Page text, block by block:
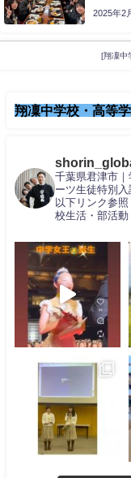
2025年2
[翔凜中
翔凜中学校・高等
千葉県君津市
ーツ生徒特別
以下リンク参
校生活・部活